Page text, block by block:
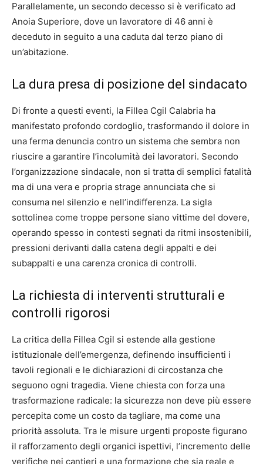
Parallelamente, un secondo decesso si è verificato ad
Anoia Superiore, dove un lavoratore di 46 anni è
deceduto in seguito a una caduta dal terzo piano di
un’abitazione.
La dura presa di posizione del sindacato
Di fronte a questi eventi, la Fillea Cgil Calabria ha
manifestato profondo cordoglio, trasformando il dolore in
una ferma denuncia contro un sistema che sembra non
riuscire a garantire l’incolumità dei lavoratori. Secondo
l’organizzazione sindacale, non si tratta di semplici fatalità
ma di una vera e propria strage annunciata che si
consuma nel silenzio e nell’indifferenza. La sigla
sottolinea come troppe persone siano vittime del dovere,
operando spesso in contesti segnati da ritmi insostenibili,
pressioni derivanti dalla catena degli appalti e dei
subappalti e una carenza cronica di controlli.
La richiesta di interventi strutturali e
controlli rigorosi
La critica della Fillea Cgil si estende alla gestione
istituzionale dell’emergenza, definendo insufficienti i
tavoli regionali e le dichiarazioni di circostanza che
seguono ogni tragedia. Viene chiesta con forza una
trasformazione radicale: la sicurezza non deve più essere
percepita come un costo da tagliare, ma come una
priorità assoluta. Tra le misure urgenti proposte figurano
il rafforzamento degli organici ispettivi, l’incremento delle
verifiche nei cantieri e una formazione che sia reale e